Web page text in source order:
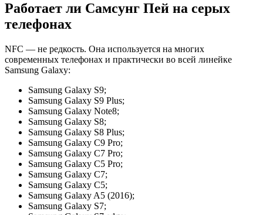
Работает ли Самсунг Пей на серых
телефонах
NFC — не редкость. Она используется на многих
современных телефонах и практически во всей линейке
Samsung Galaxy:
Samsung Galaxy S9;
Samsung Galaxy S9 Plus;
Samsung Galaxy Note8;
Samsung Galaxy S8;
Samsung Galaxy S8 Plus;
Samsung Galaxy C9 Pro;
Samsung Galaxy C7 Pro;
Samsung Galaxy C5 Pro;
Samsung Galaxy C7;
Samsung Galaxy C5;
Samsung Galaxy A5 (2016);
Samsung Galaxy S7;